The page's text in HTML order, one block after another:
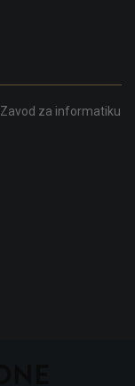
Zavod za informatiku